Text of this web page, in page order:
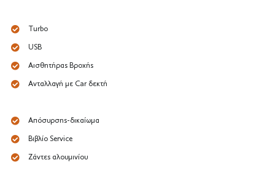
Turbo
USB
Αισθητήρας Βροχής
Ανταλλαγή με Car δεκτή
Απόσυρσης-δικαίωμα
Βιβλίο Service
Ζάντες αλουμινίου